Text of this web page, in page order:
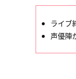
ライブ
声優陣